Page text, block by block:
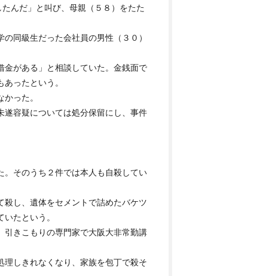
んだ」と叫び、母親（５８）をたた
同級生だった会社員の男性（３０）
金がある」と相談していた。金銭面で
ったという。
った。
遂容疑については処分保留にし、事件
そのうち２件では本人も自殺してい
し、遺体をセメントで詰めたバケツ
たという。
引きこもりの専門家で大阪大非常勤講
しきれなくなり、家族を包丁で殺そ